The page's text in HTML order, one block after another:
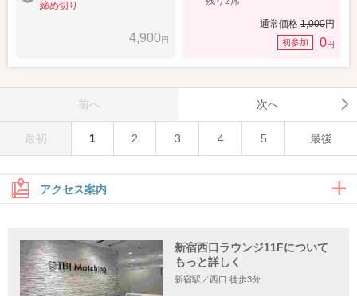
締め切り
4,900円
通常価格 1,000円
初参加 0円
前へ 次へ
最初 1 2 3 4 5 最後
アクセス案内
地上ルート
新宿西口ラウンジ11Fについて
もっと詳しく
新宿駅／西口 徒歩3分